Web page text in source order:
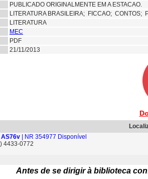
PUBLICADO ORIGINALMENTE EM A ESTACAO.
LITERATURA BRASILEIRA; FICCAO; CONTOS;
LITERATURA
MEC
PDF
21/11/2013
| NR 354977 Disponível
4433-0772
Antes de se dirigir à biblioteca